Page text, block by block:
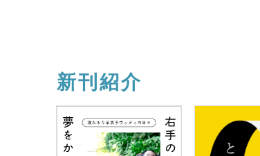
新刊紹介